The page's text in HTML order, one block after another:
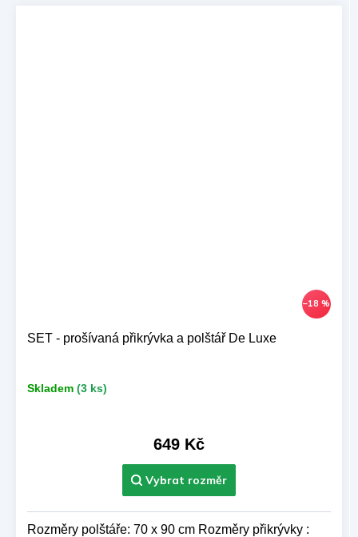
–18 %
SET - prošívaná přikrývka a polštář De Luxe
Skladem (3 ks)
649 Kč
Rozměry polštáře: 70 x 90 cm Rozměry přikrývky :